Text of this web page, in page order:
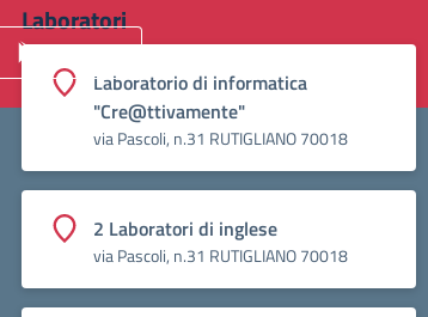
Laboratori
Laboratorio di informatica
"Cre@ttivamente"
via Pascoli, n.31 RUTIGLIANO 70018
2 Laboratori di inglese
via Pascoli, n.31 RUTIGLIANO 70018
Play Store